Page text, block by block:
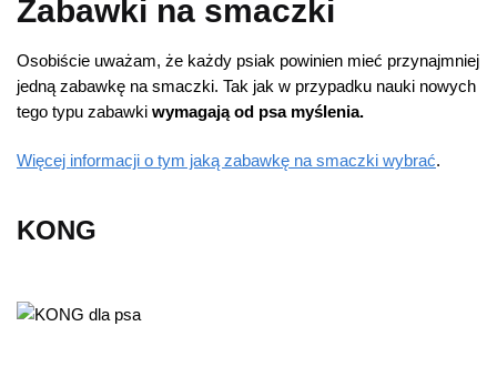
Zabawki na smaczki
Osobiście uważam, że każdy psiak powinien mieć przynajmniej
jedną zabawkę na smaczki. Tak jak w przypadku nauki nowych
tego typu zabawki wymagają od psa myślenia.
Więcej informacji o tym jaką zabawkę na smaczki wybrać.
KONG